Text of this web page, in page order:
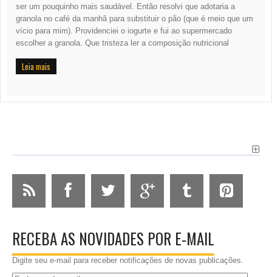
ser um pouquinho mais saudável. Então resolvi que adotaria a
granola no café da manhã para substituir o pão (que é meio que um
vício para mim). Providenciei o iogurte e fui ao supermercado
escolher a granola. Que tristeza ler a composição nutricional
Leia mais
RECEBA AS NOVIDADES POR E-MAIL
Digite seu e-mail para receber notificações de novas publicações.